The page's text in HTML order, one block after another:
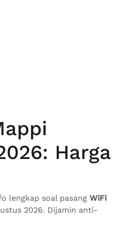
Harga
lengkap soal pasang WiFi
2026. Dijamin anti-